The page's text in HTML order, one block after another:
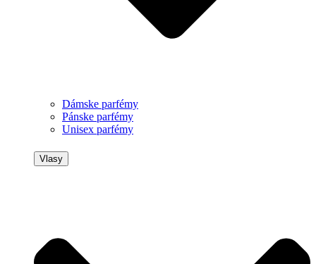
Dámske parfémy
Pánske parfémy
Unisex parfémy
Vlasy